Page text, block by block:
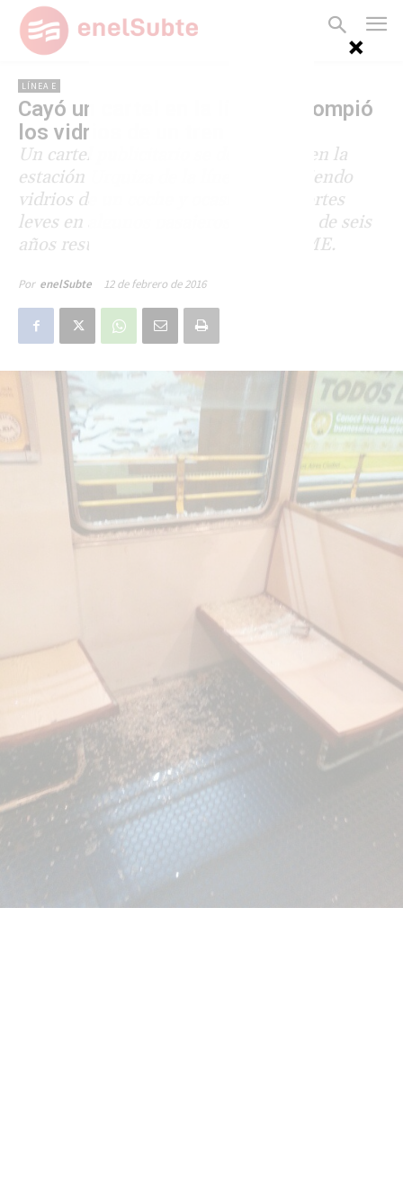
LÍNEA E
Cayó un cartel en la línea E y rompió
los vidrios de un tren
Un cartel publicitario se desprendió en la
estación Urquiza de la línea E, rompiendo
vidrios de un coche y ocasionando cortes
leves en algunos pasajeros. Una niña de seis
años resultó herida. Intervino el SAME.
Por enelSubte 12 de febrero de 2016